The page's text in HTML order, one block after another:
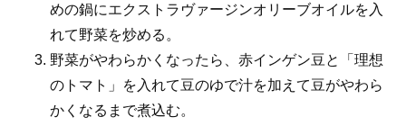
めの鍋にエクストラヴァージンオリーブオイルを入
れて野菜を炒める。
野菜がやわらかくなったら、赤インゲン豆と「理想
のトマト」を入れて豆のゆで汁を加えて豆がやわら
かくなるまで煮込む。